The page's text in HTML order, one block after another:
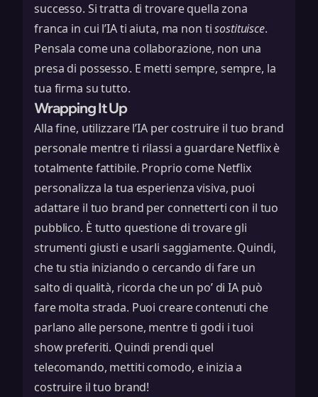
successo. Si tratta di trovare quella zona
franca in cui l’IA ti aiuta, ma non tisostituisce.
Pensala come una collaborazione, non una
presa di possesso. E metti sempre, sempre, la
tua firma su tutto.
Wrapping It Up
Alla fine, utilizzare l’IA per costruire il tuo brand
personale mentre ti rilassi a guardare Netflix è
totalmente fattibile. Proprio come Netflix
personalizza la tua esperienza visiva, puoi
adattare il tuo brand per connetterti con il tuo
pubblico. È tutto questione di trovare gli
strumenti giusti e usarli saggiamente. Quindi,
che tu stia iniziando o cercando di fare un
salto di qualità, ricorda che un po’ di IA può
fare molta strada. Puoi creare contenuti che
parlano alle persone, mentre ti godi i tuoi
show preferiti. Quindi prendi quel
telecomando, mettiti comodo, e inizia a
costruire il tuo brand!